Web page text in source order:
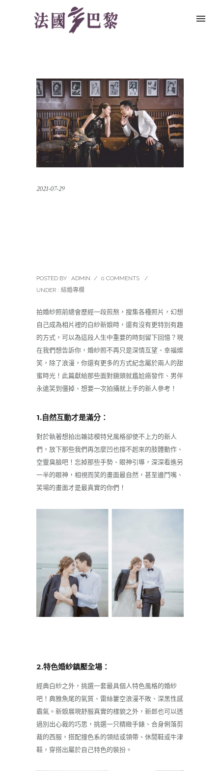
2021-07-29
POSTED BY : ADMIN / 0 COMMENTS
/
UNDER : 結婚專欄
拍婚紗照前總會歷經一段煎熬，搜集各種照片，幻想
自己成為相片裡的白紗新娘時，還有沒有更特別有趣
的方式，可以為這段人生中重要的時刻留下回憶？現
在我們想告訴你，婚紗照不再只是深情互望、幸福燦
笑，除了浪漫，你還有更多的方式紀念屬於兩人的甜
蜜時光！此篇獻給那些面對鏡頭就尷尬癌發作、男伴
永遠笑到僵掉、想要一次拍攝就上手的新人參考！
1.自然互動才是滿分：
對於執著想拍出雜誌模特兒風格卻使不上力的新人
們，放下那些我們再怎麼凹也撐不起來的肢體動作、
空靈臭臉吧！忘掉那些手勢、眼神引導，深深看進另
一半的眼神，相視而笑的畫面最自然，甚至邊鬥嘴、
笑場的畫面才是最真實的你們！
2.特色婚紗鎮壓全場：
經典白紗之外，挑選一套最具個人特色風格的婚紗
吧！典雅魚尾的氣質、雷絲簍空浪漫不敗、深黑性感
霸氣。新娘展現舒服真實的樣貌之外，新郎也可以透
過別出心裁的巧思，挑選一只精緻手錶、合身俐落剪
裁的西服，搭配撞色系的領結或領帶、休閒鞋或牛津
鞋，穿搭出屬於自己特色的裝扮。